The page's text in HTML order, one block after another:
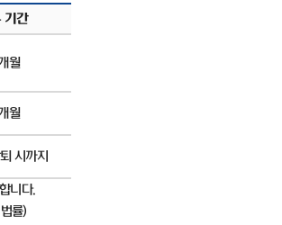
기간
월
월
시까지
니다.
률)